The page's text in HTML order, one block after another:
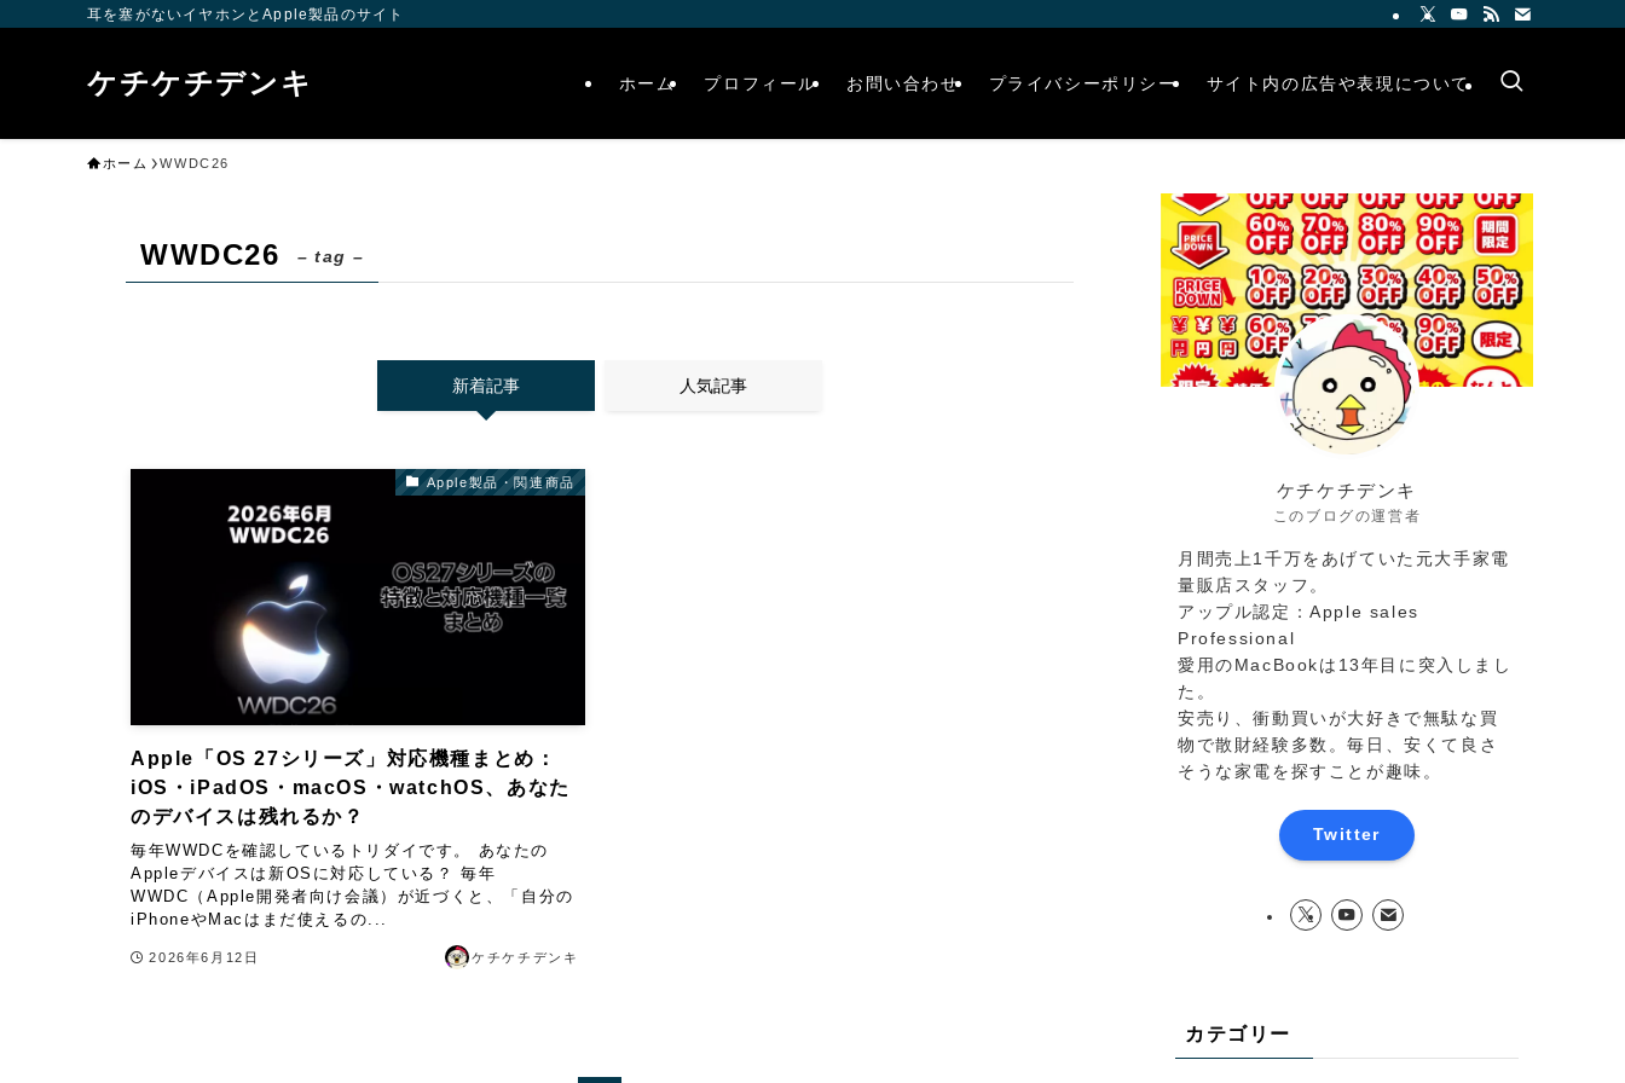
耳を塞がないイヤホンとApple製品のサイト
ケチケチデンキ ホーム プロフィール お問い合わせ プライバシーポリシー サイト内の広告や表現について
ホーム WWDC26
WWDC26 – tag –
新着記事 人気記事
Apple製品・関連商品
Apple「OS 27シリーズ」対応機種まとめ：
iOS・iPadOS・macOS・watchOS、あなた
のデバイスは残れるか？
毎年WWDCを確認しているトリダイです。 あなたの
Appleデバイスは新OSに対応している？ 毎年
WWDC（Apple開発者向け会議）が近づくと、「自分の
iPhoneやMacはまだ使えるの...
2026年6月12日 ケチケチデンキ
ケチケチデンキ
このブログの運営者
月間売上1千万をあげていた元大手家電
量販店スタッフ。
アップル認定：Apple sales
Professional
愛用のMacBookは13年目に突入しまし
た。
安売り、衝動買いが大好きで無駄な買
物で散財経験多数。毎日、安くて良さ
そうな家電を探すことが趣味。
Twitter
カテゴリー